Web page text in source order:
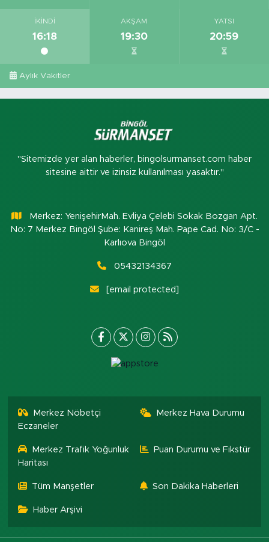
İKINDI
16:18
AKŞAM
19:30
YATSI
20:59
Aylık Vakitler
"Sitemizde yer alan haberler, bingolsurmanset.com haber
sitesine aittir ve izinsiz kullanılması yasaktır."
Merkez: YenişehirMah. Evliya Çelebi Sokak Bozgan Apt.
No: 7 Merkez Bingöl Şube: Kanireş Mah. Pape Cad. No: 3/C -
Karlıova Bingöl
05432134367
[email protected]
Merkez Nöbetçi
Eczaneler
Merkez Hava Durumu
Merkez Trafik Yoğunluk
Haritası
Puan Durumu ve Fikstür
Tüm Manşetler Son Dakika Haberleri
Haber Arşivi